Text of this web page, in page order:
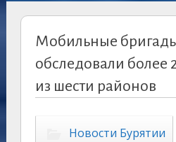
Мобильные
обследовали более
из шести районов
Новости Бурятии